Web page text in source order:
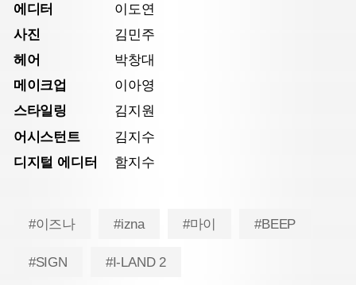
에디터
이도연
사진
김민주
헤어
박창대
메이크업
이아영
스타일링
김지원
어시스턴트
김지수
디지털 에디터
함지수
#이즈나 #izna #마이 #BEEP
#SIGN #I-LAND 2